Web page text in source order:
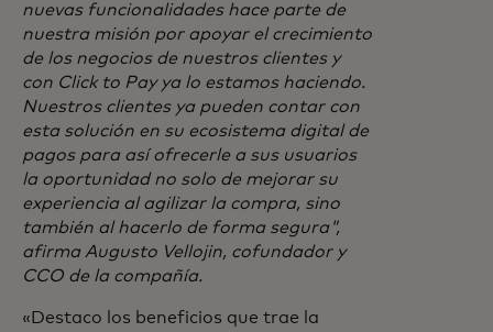
nuevas funcionalidades hace parte de
nuestra misión por apoyar el crecimiento
de los negocios de nuestros clientes y
con Click to Pay ya lo estamos haciendo.
Nuestros clientes ya pueden contar con
esta solución en su ecosistema digital de
pagos para así ofrecerle a sus usuarios
la oportunidad no solo de mejorar su
experiencia al agilizar la compra, sino
también al hacerlo de forma segura",
afirma Augusto Vellojin, cofundador y
CCO de la compañía.
«Destaco los beneficios que trae la